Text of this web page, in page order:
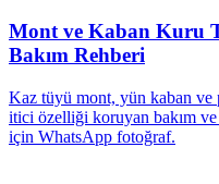
Mont ve Kaban Kuru
Bakım Rehberi
Kaz tüyü mont, yün kaban ve
itici özelliği koruyan bakım
için WhatsApp fotoğraf.